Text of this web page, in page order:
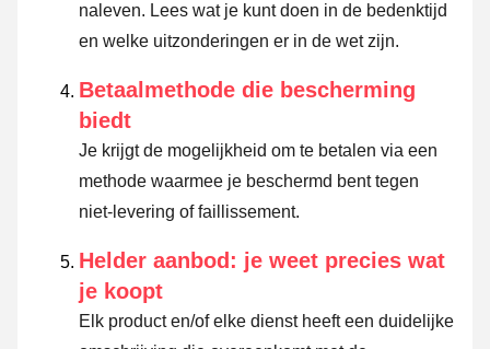
naleven. Lees wat je kunt doen in de bedenktijd
en welke uitzonderingen er in de wet zijn.
Betaalmethode die bescherming
biedt
Je krijgt de mogelijkheid om te betalen via een
methode waarmee je beschermd bent tegen
niet-levering of faillissement.
Helder aanbod: je weet precies wat
je koopt
Elk product en/of elke dienst heeft een duidelijke